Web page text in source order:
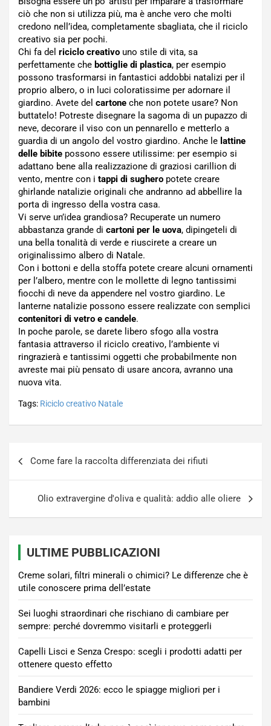
ciò che non si utilizza più, ma è anche vero che molti
credono nell’idea, completamente sbagliata, che il riciclo
creativo sia per pochi.
Chi fa del riciclo creativo uno stile di vita, sa
perfettamente che bottiglie di plastica, per esempio
possono trasformarsi in fantastici addobbi natalizi per il
proprio albero, o in luci coloratissime per adornare il
giardino. Avete del cartone che non potete usare? Non
buttatelo! Potreste disegnare la sagoma di un pupazzo di
neve, decorare il viso con un pennarello e metterlo a
guardia di un angolo del vostro giardino. Anche le lattine
delle bibite possono essere utilissime: per esempio si
adattano bene alla realizzazione di graziosi carillion di
vento, mentre con i tappi di sughero potete creare
ghirlande natalizie originali che andranno ad abbellire la
porta di ingresso della vostra casa.
Vi serve un’idea grandiosa? Recuperate un numero
abbastanza grande di cartoni per le uova, dipingeteli di
una bella tonalità di verde e riuscirete a creare un
originalissimo albero di Natale.
Con i bottoni e della stoffa potete creare alcuni ornamenti
per l’albero, mentre con le mollette di legno tantissimi
fiocchi di neve da appendere nel vostro giardino. Le
lanterne natalizie possono essere realizzate con semplici
contenitori di vetro e candele.
In poche parole, se darete libero sfogo alla vostra
fantasia attraverso il riciclo creativo, l’ambiente vi
ringrazierà e tantissimi oggetti che probabilmente non
avreste mai più pensato di usare ancora, avranno una
nuova vita.
Tags: Riciclo creativo Natale
Come fare la raccolta differenziata dei rifiuti
Olio extravergine d'oliva e qualità: addio alle oliere
ULTIME PUBBLICAZIONI
Creme solari, filtri minerali o chimici? Le differenze che è
utile conoscere prima dell’estate
Sei luoghi straordinari che rischiano di cambiare per
sempre: perché dovremmo visitarli e proteggerli
Capelli Lisci e Senza Crespo: scegli i prodotti adatti per
ottenere questo effetto
Bandiere Verdi 2026: ecco le spiagge migliori per i
bambini